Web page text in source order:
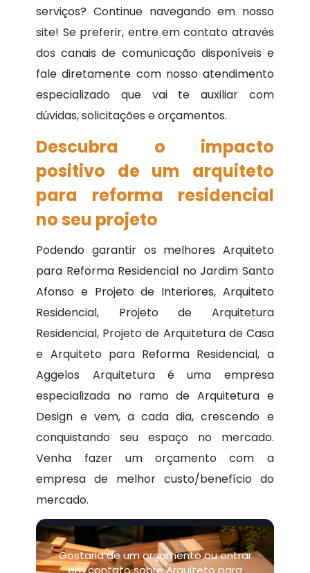
serviços? Continue navegando em nosso
site! Se preferir, entre em contato através
dos canais de comunicação disponíveis e
fale diretamente com nosso atendimento
especializado que vai te auxiliar com
dúvidas, solicitações e orçamentos.
Descubra o impacto
positivo de um arquiteto
para reforma residencial
no seu projeto
Podendo garantir os melhores Arquiteto
para Reforma Residencial no Jardim Santo
Afonso e Projeto de Interiores, Arquiteto
Residencial, Projeto de Arquitetura
Residencial, Projeto de Arquitetura de Casa
e Arquiteto para Reforma Residencial, a
Aggelos Arquitetura é uma empresa
especializada no ramo de Arquitetura e
Design e vem, a cada dia, crescendo e
conquistando seu espaço no mercado.
Venha fazer um orçamento com a
empresa de melhor custo/benefício do
mercado.
Gostaria de um orçamento ou entrar